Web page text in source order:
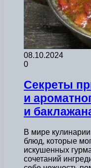
08.10.2024
0
Секреты
и
и
В мире
блюд, которые
искушенных
сочетаний